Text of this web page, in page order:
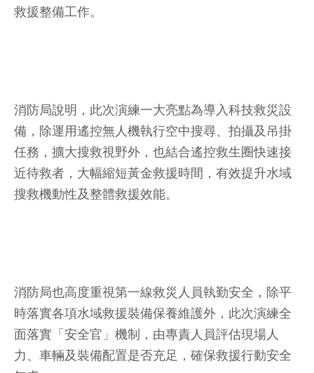
救援整備工作。
消防局說明，此次演練一大亮點為導入科技救災設
備，除運用遙控無人機執行空中搜尋、拍攝及吊掛
任務，擴大搜救視野外，也結合遙控救生圈快速接
近待救者，大幅縮短黃金救援時間，有效提升水域
搜救機動性及整體救援效能。
消防局也高度重視第一線救災人員執勤安全，除平
時落實各項水域救援裝備保養維護外，此次演練全
面落實「安全官」機制，由專責人員評估現場人
力、車輛及裝備配置是否充足，確保救援行動安全